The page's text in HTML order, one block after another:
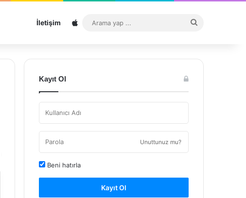
İletişim Sitemap
...
Kayıt Ol
Unuttunuz mu?
Beni hatırla
Kayıt Ol